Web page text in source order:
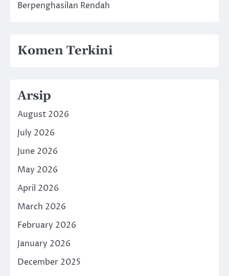
Berpenghasilan Rendah
Komen Terkini
Arsip
August 2026
July 2026
June 2026
May 2026
April 2026
March 2026
February 2026
January 2026
December 2025